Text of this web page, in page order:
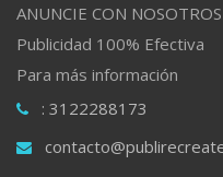
ANUNCIE CON NOSOTROS
Publicidad 100% Efectiva
Para más información
: 3122288173